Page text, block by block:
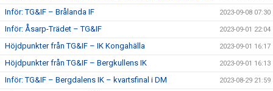
Inför: TG&IF – Brålanda IF 2023-09-08 07:30
Inför: Åsarp-Trädet – TG&IF 2023-09-01 22:04
Höjdpunkter från TG&IF – IK Kongahälla 2023-09-01 16:17
Höjdpunkter från TG&IF – Bergkullens IK 2023-09-01 16:13
Inför: TG&IF – Bergdalens IK – kvartsfinal i DM 2023-08-29 21:59